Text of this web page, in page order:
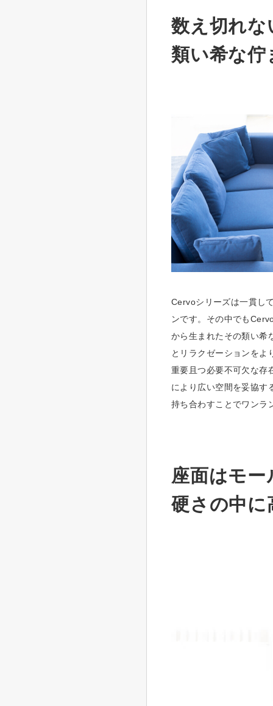
数え切れ
類い希な佇
Cervoシリーズは一貫し
ンです。その中でも
から生まれたその類い希
とリラクゼーションをよ
重要且つ必要不可欠な存
により広い空間を妥協す
持ち合わすことでワンラ
座面はモ
硬さの中に